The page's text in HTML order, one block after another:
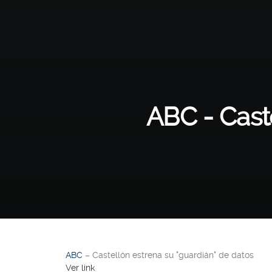
ABC -
ABC – Castellón estrena su "guardián" de datos
Ver link